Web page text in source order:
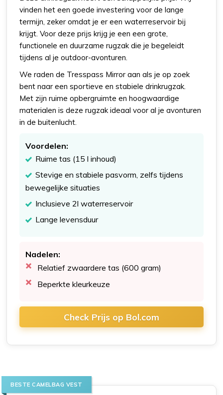
vinden het een goede investering voor de lange
termijn, zeker omdat je er een waterreservoir bij
krijgt. Voor deze prijs krijg je een een grote,
functionele en duurzame rugzak die je begeleidt
tijdens al je outdoor-avonturen.
We raden de Tresspass Mirror aan als je op zoek
bent naar een sportieve en stabiele drinkrugzak.
Met zijn ruime opbergruimte en hoogwaardige
materialen is deze rugzak ideaal voor al je avonturen
in de buitenlucht.
Voordelen:
Ruime tas (15 l inhoud)
Stevige en stabiele pasvorm, zelfs tijdens
bewegelijke situaties
Inclusieve 2l waterreservoir
Lange levensduur
Nadelen:
Relatief zwaardere tas (600 gram)
Beperkte kleurkeuze
Check Prijs op Bol.com
BESTE CAMELBAG VEST